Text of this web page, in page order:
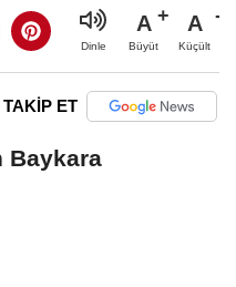
Dinle
A
Büyüt
A
Küçült
TAKİP ET
Baykara